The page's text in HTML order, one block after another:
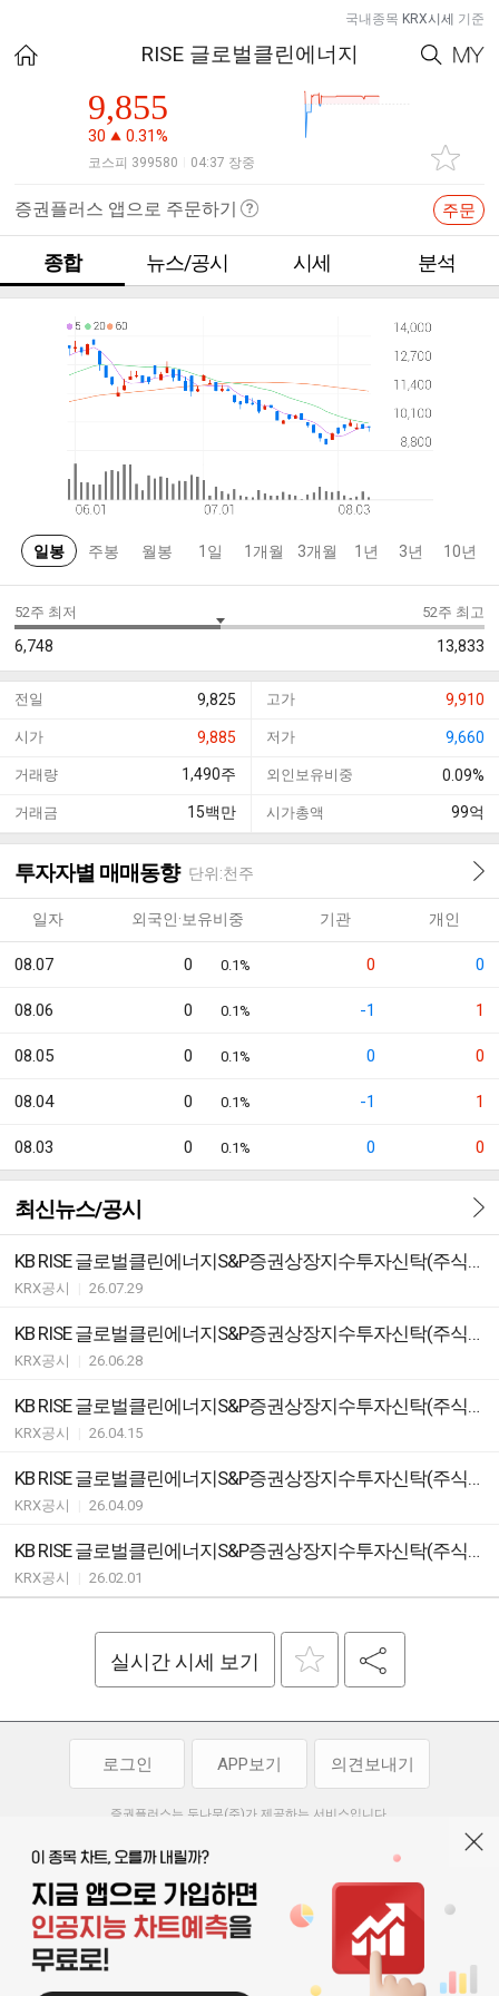
국내종목 KRX시세 기준
RISE 글로벌클린에너지
9,855
30 0.31%
코스피 399580 04:37 장중
증권플러스 앱으로 주문하기 주문
종합 뉴스/공시 시세 분석
일봉 주봉 월봉 1일 1개월 3개월 1년 3년 10년
52주 최저
6,748
52주 최고
13,833
전일 9,825 고가 9,910
시가 9,885 저가 9,660
거래량 1,490주 외인보유비중 0.09%
거래금 15백만 시가총액 99억
투자자별 매매동향 단위:천주
일자 외국인·보유비중 기관 개인
08.07 0 0.1% 0 0
08.06 0 0.1% -1 1
08.05 0 0.1% 0 0
08.04 0 0.1% -1 1
08.03 0 0.1% 0 0
최신뉴스/공시
KB RISE 글로벌클린에너지S&P증권상장지수투자신탁(주식) ETF 분배락 기준가격 안내
KRX공시 26.07.29
KB RISE 글로벌클린에너지S&P증권상장지수투자신탁(주식) ETF 괴리율 초과 발생
KRX공시 26.06.28
KB RISE 글로벌클린에너지S&P증권상장지수투자신탁(주식) ETF 괴리율 초과 발생
KRX공시 26.04.15
KB RISE 글로벌클린에너지S&P증권상장지수투자신탁(주식) ETF 괴리율 초과 발생
KRX공시 26.04.09
KB RISE 글로벌클린에너지S&P증권상장지수투자신탁(주식) ETF 괴리율 초과 발생
KRX공시 26.02.01
실시간 시세 보기
로그인 APP보기 의견보내기
증권플러스는 두나무(주)가 제공하는 서비스입니다.
투자 참고사항이며, 정보 제공 과정에서 오류나 지연이 발생할 수 있습니다.
두나무(주)는 제공된 정보에 의한 투자 결과에 대하여 법적인 책임을
부담하지 않습니다. 본 서비스에서 제공되는 정보의 무단 배포를 금합니다.
이용약관 | 청소년보호정책 개인정보처리방침
기사배열 기본방침 | 고객센터 |
오픈소스 라이선스
서울특별시 서초구 강남대로 369, 15층
사업자 등록번호 119-86-54968